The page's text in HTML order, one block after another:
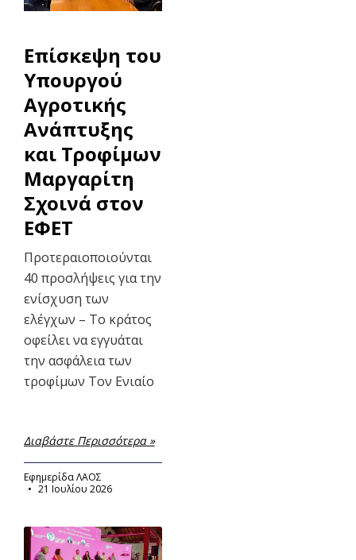
Επίσκεψη του
Υπουργού
Αγροτικής
Ανάπτυξης
και Τροφίμων
Μαργαρίτη
Σχοινά στον
ΕΦΕΤ
Προτεραιοποιούνται
40 προσλήψεις για την
ενίσχυση των
ελέγχων – Το κράτος
οφείλει να εγγυάται
την ασφάλεια των
τροφίμων Τον Ενιαίο
Διαβάστε Περισσότερα »
Εφημερίδα ΛΑΟΣ
21 Ιουλίου 2026